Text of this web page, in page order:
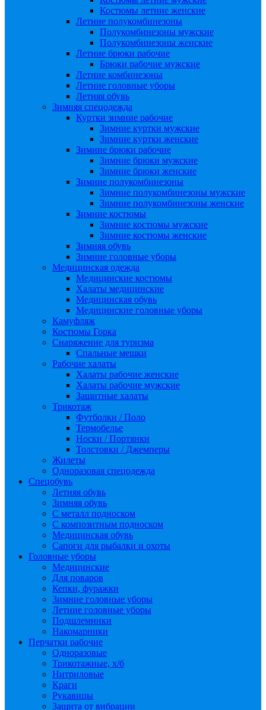
Костюмы летние женские
Летние полукомбинезоны
Полукомбинезоны мужские
Полукомбинезоны женские
Летние брюки рабочие
Брюки рабочие мужские
Летние комбинезоны
Летние головные уборы
Летняя обувь
Зимняя спецодежда
Куртки зимние рабочие
Зимние куртки мужские
Зимние куртки женские
Зимние брюки рабочие
Зимние брюки мужские
Зимние брюки женские
Зимние полукомбинезоны
Зимние полукомбинезоны мужские
Зимние полукомбинезоны женские
Зимние костюмы
Зимние костюмы мужские
Зимние костюмы женские
Зимняя обувь
Зимние головные уборы
Медицинская одежда
Медицинские костюмы
Халаты медицинские
Медицинская обувь
Медицинские головные уборы
Камуфляж
Костюмы Горка
Снаряжение для туризма
Спальные мешки
Рабочие халаты
Халаты рабочие женские
Халаты рабочие мужские
Защитные халаты
Трикотаж
Футболки / Поло
Термобелье
Носки / Портянки
Толстовки / Джемперы
Жилеты
Одноразовая спецодежда
Спецобувь
Летняя обувь
Зимняя обувь
С металл подноском
С композитным подноском
Медицинская обувь
Сапоги для рыбалки и охоты
Головные уборы
Медицинские
Для поваров
Кепки, фуражки
Зимние головные уборы
Летние головные уборы
Подшлемники
Накомарники
Перчатки рабочие
Одноразовые
Трикотажные, х/б
Нитриловые
Краги
Рукавицы
Защита от вибрации